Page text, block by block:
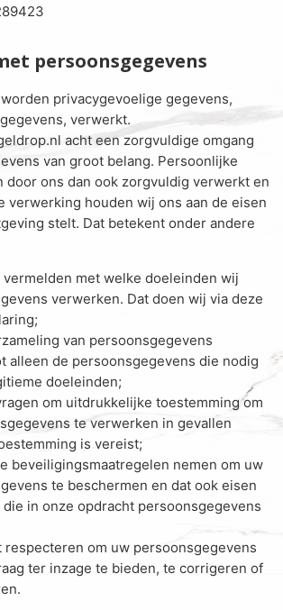
persoonsgegevens
privacygevoelige gegevens,
verwerkt.
acht een zorgvuldige omgang
van groot belang. Persoonlijke
door ons dan ook zorgvuldig verwerkt en
verwerking houden wij ons aan de eisen
stelt. Dat betekent onder andere
met welke doeleinden wij
verwerken. Dat doen wij via deze
van persoonsgegevens
alleen de persoonsgegevens die nodig
doeleinden;
om uitdrukkelijke toestemming om
te verwerken in gevallen
is vereist;
beveiligingsmaatregelen nemen om uw
te beschermen en dat ook eisen
in onze opdracht persoonsgegevens
respecteren om uw persoonsgegevens
ter inzage te bieden, te corrigeren of